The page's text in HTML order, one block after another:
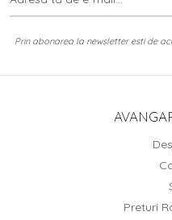
Prin abonarea la newsletter esti de
Preturi